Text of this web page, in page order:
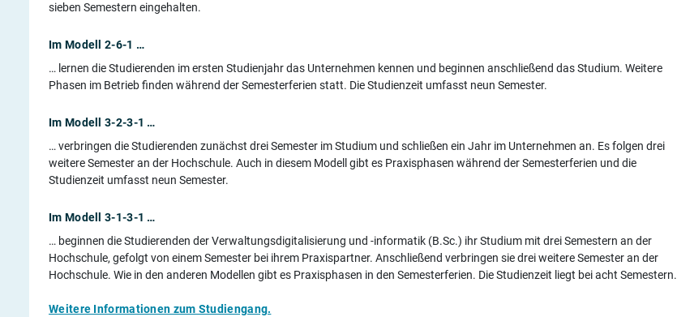
sieben Semestern eingehalten.
Im Modell 2-6-1 …
… lernen die Studierenden im ersten Studienjahr das Unternehmen kennen und beginnen anschließend das Studium. Weitere
Phasen im Betrieb finden während der Semesterferien statt. Die Studienzeit umfasst neun Semester.
Im Modell 3-2-3-1 …
… verbringen die Studierenden zunächst drei Semester im Studium und schließen ein Jahr im Unternehmen an. Es folgen drei
weitere Semester an der Hochschule. Auch in diesem Modell gibt es Praxisphasen während der Semesterferien und die
Studienzeit umfasst neun Semester.
Im Modell 3-1-3-1 …
… beginnen die Studierenden der Verwaltungsdigitalisierung und -informatik (B.Sc.) ihr Studium mit drei Semestern an der
Hochschule, gefolgt von einem Semester bei ihrem Praxispartner. Anschließend verbringen sie drei weitere Semester an der
Hochschule. Wie in den anderen Modellen gibt es Praxisphasen in den Semesterferien. Die Studienzeit liegt bei acht Semestern.
Weitere Informationen zum Studiengang.